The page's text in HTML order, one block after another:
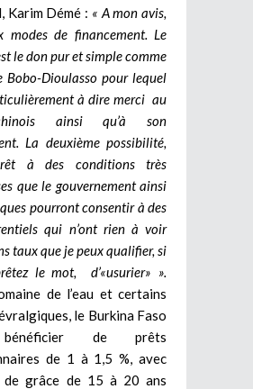
Karim Démé : « A mon avis,
de financement. Le
le don pur et simple comme
Bobo-Dioulasso pour lequel
à dire merci au
ainsi qu’à son
La deuxième possibilité,
à des conditions très
que le gouvernement ainsi
pourront consentir à des
qui n’ont rien à voir
taux que je peux qualifier, si
le mot, d’«usurier» ».
de l’eau et certains
le Burkina Faso
de prêts
de 1 à 1,5 %, avec
de grâce de 15 à 20 ans